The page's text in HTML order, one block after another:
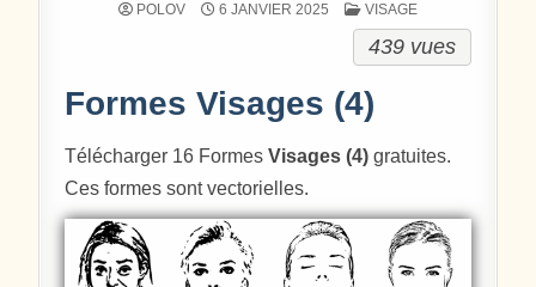
POLOV 6 JANVIER 2025 POSTÉ DANS
VISAGE
439 vues
Formes Visages (4)
Télécharger 16 FormesVisages (4) gratuites.
Ces formes sont vectorielles.